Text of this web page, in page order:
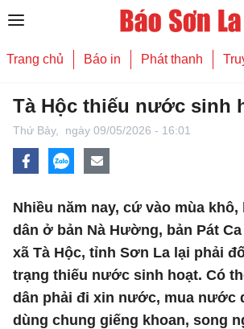
Trang chủ Báo in Phát thanh
Tà Hộc thiếu nước sinh
Thứ Bảy, ngày 09/05/2026 - 16:01
Nhiều năm nay, cứ vào mùa khô,
dân ở bản Nà Hường, bản Pát
xã Tà Hộc, tỉnh Sơn La lại phải
trạng thiếu nước sinh hoạt. Có
dân phải đi xin nước, mua nước
dùng chung giếng khoan, song